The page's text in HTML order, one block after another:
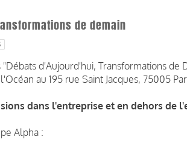
de demain
d'Aujourd'hui, Transformations de
au 195 rue Saint Jacques, 75005
dans l'entreprise et en dehors de
Alpha :